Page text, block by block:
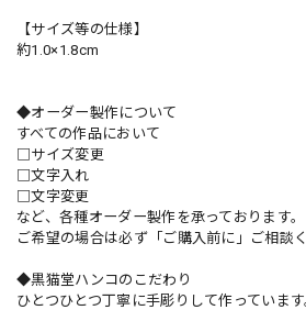
【サイズ等の仕様】
約1.0×1.8cm
◆オーダー製作について
すべての作品において
□サイズ変更
□文字入れ
□文字変更
など、各種オーダー製作を承っております。
ご希望の場合は必ず「ご購入前に」ご相談く
◆黒猫堂ハンコのこだわり
ひとつひとつ丁寧に手彫りして作っています